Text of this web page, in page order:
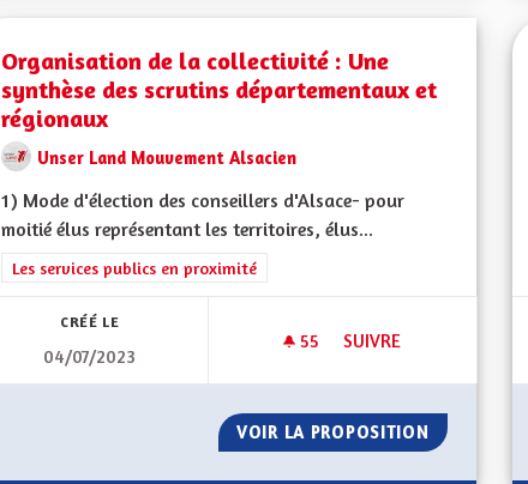
Organisation de la collectivité : Une
synthèse des scrutins départementaux et
régionaux
Unser Land Mouvement Alsacien
1) Mode d'élection des conseillers d'Alsace- pour
moitié élus représentant les territoires, élus...
Filtrer les résultats de la catégorie : Les services publics en proximité
Les services publics en proximité
CRÉÉ LE
04/07/2023
55 55 ABONNÉS
SUIVRE
ORGANISATION DE LA
VOIR LA PROPOSITION